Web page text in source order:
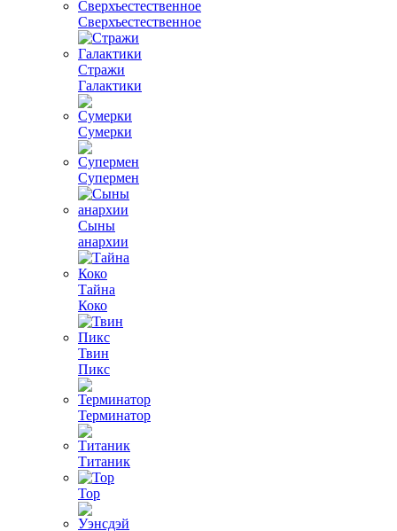
Сверхъестественное
Стражи
Галактики
Сумерки
Супермен
Сыны
анархии
Тайна
Коко
Твин
Пикс
Терминатор
Титаник
Тор